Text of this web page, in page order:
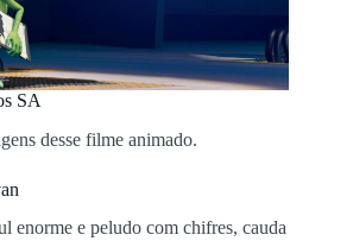
SA
desse filme animado.
enorme e peludo com chifres, cauda